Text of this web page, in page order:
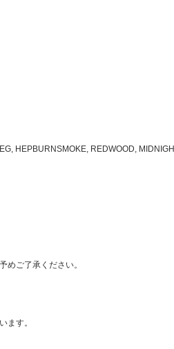
HEPBURNSMOKE, REDWOOD,
めご了承ください。
ます。